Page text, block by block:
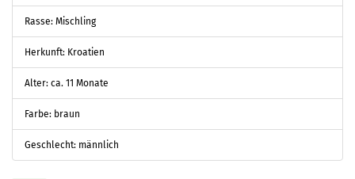
Rasse: Mischling
Herkunft: Kroatien
Alter: ca. 11 Monate
Farbe: braun
Geschlecht: männlich